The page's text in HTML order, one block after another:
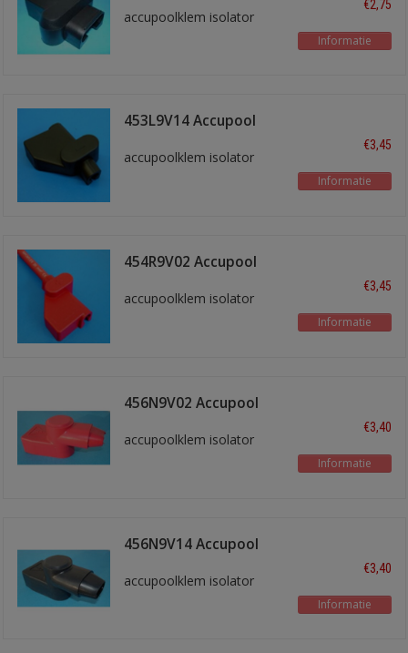
accupoolklem isolator
€2,75
Informatie
453L9V14 Accupool
accupoolklem isolator
€3,45
Informatie
454R9V02 Accupool
accupoolklem isolator
€3,45
Informatie
456N9V02 Accupool
accupoolklem isolator
€3,40
Informatie
456N9V14 Accupool
accupoolklem isolator
€3,40
Informatie